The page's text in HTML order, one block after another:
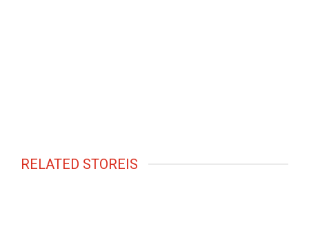
RELATED STOREIS